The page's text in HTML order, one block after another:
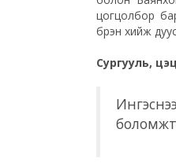
цогцолбор
бүрэн хийж
Сургууль,